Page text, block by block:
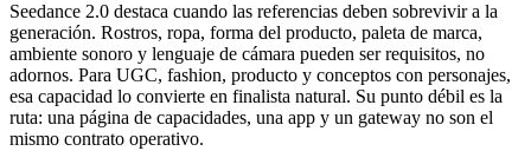
Seedance 2.0 destaca cuando las referencias deben sobrevivir a la
generación. Rostros, ropa, forma del producto, paleta de marca,
ambiente sonoro y lenguaje de cámara pueden ser requisitos, no
adornos. Para UGC, fashion, producto y conceptos con personajes,
esa capacidad lo convierte en finalista natural. Su punto débil es la
ruta: una página de capacidades, una app y un gateway no son el
mismo contrato operativo.